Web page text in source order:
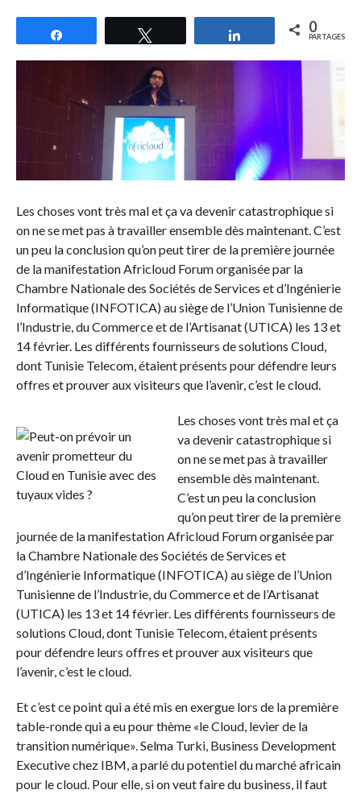
Partagez 0
PARTAGES
Les choses vont très mal et ça va devenir catastrophique si
on ne se met pas à travailler ensemble dès maintenant. C’est
un peu la conclusion qu’on peut tirer de la première journée
de la manifestation Africloud Forum organisée par la
Chambre Nationale des Sociétés de Services et d’Ingénierie
Informatique (INFOTICA) au siège de l’Union Tunisienne de
l’Industrie, du Commerce et de l’Artisanat (UTICA) les 13 et
14 février. Les différents fournisseurs de solutions Cloud,
dont Tunisie Telecom, étaient présents pour défendre leurs
offres et prouver aux visiteurs que l’avenir, c’est le cloud.
Les choses vont très mal et ça
va devenir catastrophique si
on ne se met pas à travailler
ensemble dès maintenant.
C’est un peu la conclusion
qu’on peut tirer de la première
journée de la manifestation Africloud Forum organisée par
la Chambre Nationale des Sociétés de Services et
d’Ingénierie Informatique (INFOTICA) au siège de l’Union
Tunisienne de l’Industrie, du Commerce et de l’Artisanat
(UTICA) les 13 et 14 février. Les différents fournisseurs de
solutions Cloud, dont Tunisie Telecom, étaient présents
pour défendre leurs offres et prouver aux visiteurs que
l’avenir, c’est le cloud.
Et c’est ce point qui a été mis en exergue lors de la première
table-ronde qui a eu pour thème «le Cloud, levier de la
transition numérique». Selma Turki, Business Development
Executive chez IBM, a parlé du potentiel du marché africain
pour le cloud. Pour elle, si on veut faire du business, il faut